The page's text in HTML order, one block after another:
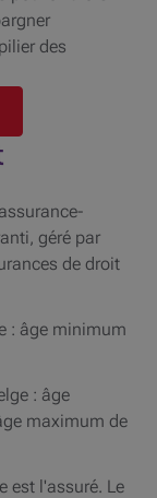
des
géré par
de droit
: âge minimum
: âge
maximum de
est l'assuré. Le